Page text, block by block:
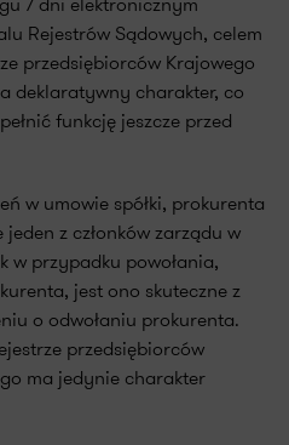
Rejestrów Sądowych, celem
przedsiębiorców Krajowego
deklaratywny charakter, co
funkcję jeszcze przed
w umowie spółki, prokurenta
z członków zarządu w
w przypadku powołania,
jest ono skuteczne z
o odwołaniu prokurenta.
przedsiębiorców
ma jedynie charakter